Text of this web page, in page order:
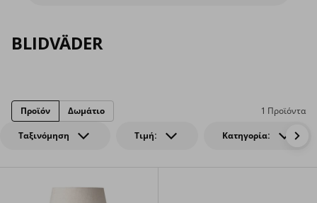
BLIDVÄDER
Ταξινόμηση Τιμή: Κατηγορία:
1 Προϊόντα
Προϊόν Δωμάτιο